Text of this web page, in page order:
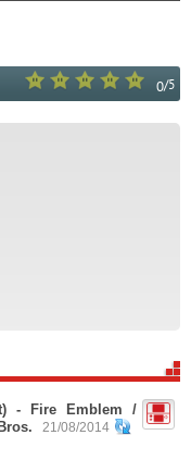
0/5
- Fire Emblem /
21/08/2014